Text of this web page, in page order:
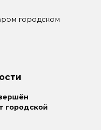
городском
городской